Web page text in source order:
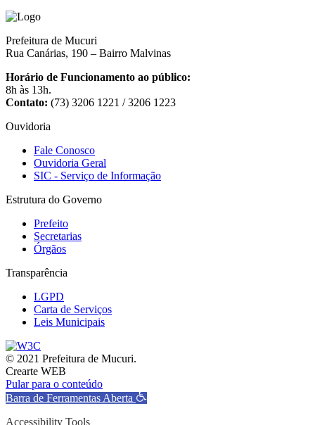
Prefeitura de Mucuri
Rua Canárias, 190 – Bairro Malvinas
Horário de Funcionamento ao público:
8h às 13h.
Contato: (73) 3206 1221 / 3206 1223
Ouvidoria
Fale Conosco
Ouvidoria Geral
SIC - Serviço de Informação
Estrutura do Governo
Prefeito
Secretarias
Órgãos
Transparência
LGPD
Carta de Serviços
Leis Municipais
© 2021 Prefeitura de Mucuri.
Crearte WEB
Pular para o conteúdo
Barra de Ferramentas Aberta
Accessibility Tools